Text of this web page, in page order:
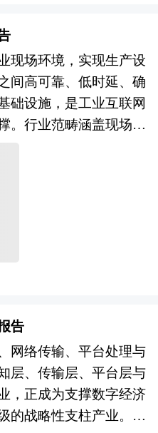
径。世界各地包括我国
发展产业集群当作政府
。当前，国内理论界已
是形成地方产业集群的
上的表现形式是相关产
中，因而，产业集群形
的第一条件是产业在地
政府划出一块区域，通
硬环境，制定一系列优
业进驻和发展，这为形
效应准备了条件。 要
、创新优势、扩张优势
还必须具备一些条件，
之间有着密切的物质和
渠道畅通，交流手段和
的信任和合作关系；形
新的环境，创新的“产
等国际巨头仍占据绝
艰巨。未来，中国工业
"战略与"基础软件自
技术攻坚与生态突破
，智能制造装备升级与
操作系统部署，关键行
场空间，预计行业将保
向快速成长期跨越。产
自主能力、行业深度适
及生态构建实力的头部
集中度提升，专业化企
生新型工业操作系统服
态孤立、安全薄弱的产
报告由中研普华咨询
的市场调研基础上，主
商务部、国家发改委、
同性五大特征：即网络
断演变，需建立动态响
吸收先进技术以提升防
应立足国情实现基本保
会组织与广大网民共同
人工智能、物联网与
益模糊，攻击面持续
计算机防护扩展至移动
终端等多元场景，涵盖
信息传播安全与信息内
统安全侧重保障信息
；网络信息安全聚焦用
散；信息内容安全则强
完整性，防范窃听、冒
询报告由中研普华咨
密的市场调研基础上，
家商务部、国家发改
现场环境，实现生产设
间高可靠、低时延、确
础设施，是工业互联网
。行业范畴涵盖现场总
、EtherNet/IP等）、工
LoRa、Zigbee等）以
OPC UA等融合互联技
路由器、工业网关、工
等核心设备，以及网络
行业解决方案集成服
不仅要应对电磁干扰、
制时延、99.999%可靠
业自动化系统从孤岛走
使能底座。 当前，中
技术代际更替与自主可
告
网络传输、平台处理与
层、传输层、平台层与
，正成为支撑数字经济
的战略性支柱产业。它